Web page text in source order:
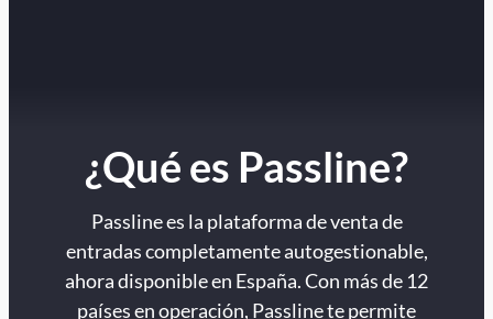
¿Qué es Passline?
Passline es la plataforma de venta de
entradas completamente autogestionable,
ahora disponible en España. Con más de 12
países en operación, Passline te permite